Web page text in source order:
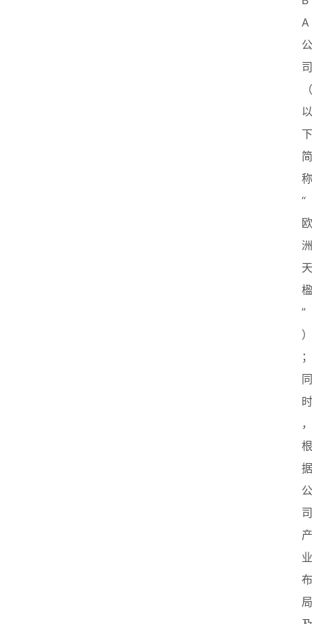
A
公
司
（
以
下
简
称
“
欧
洲
天
楹
”
）
；
同
时
，
根
据
公
司
产
业
布
局